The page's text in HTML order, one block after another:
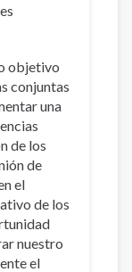
objetivo
conjuntas
una
de los
de
el
de los
nuestro
el